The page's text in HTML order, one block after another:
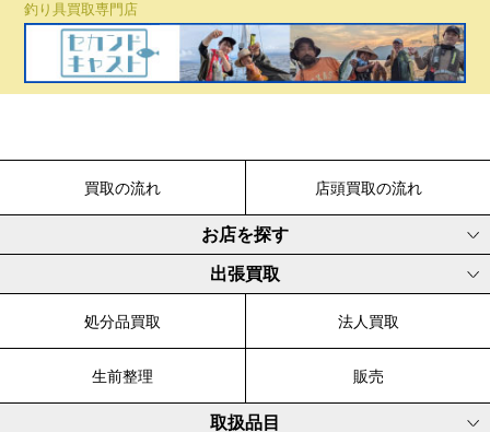
釣り具買取専門店
買取の流れ 店頭買取の流れ
お店を探す
出張買取
処分品買取 法人買取
生前整理 販売
取扱品目